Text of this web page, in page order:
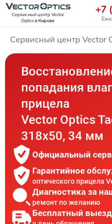
Сервисный центр Vector
Opticsв Кирове
+7
Сервисный центр Vector
попадания
прицела
Vector Optics
318x50, 34 мм
Официальный
Гарантийное
оптического прицела
Диагностика за
ремонт по желанию
Бесплатный